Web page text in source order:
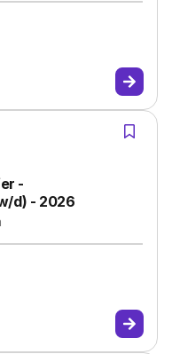
-
d) - 2026